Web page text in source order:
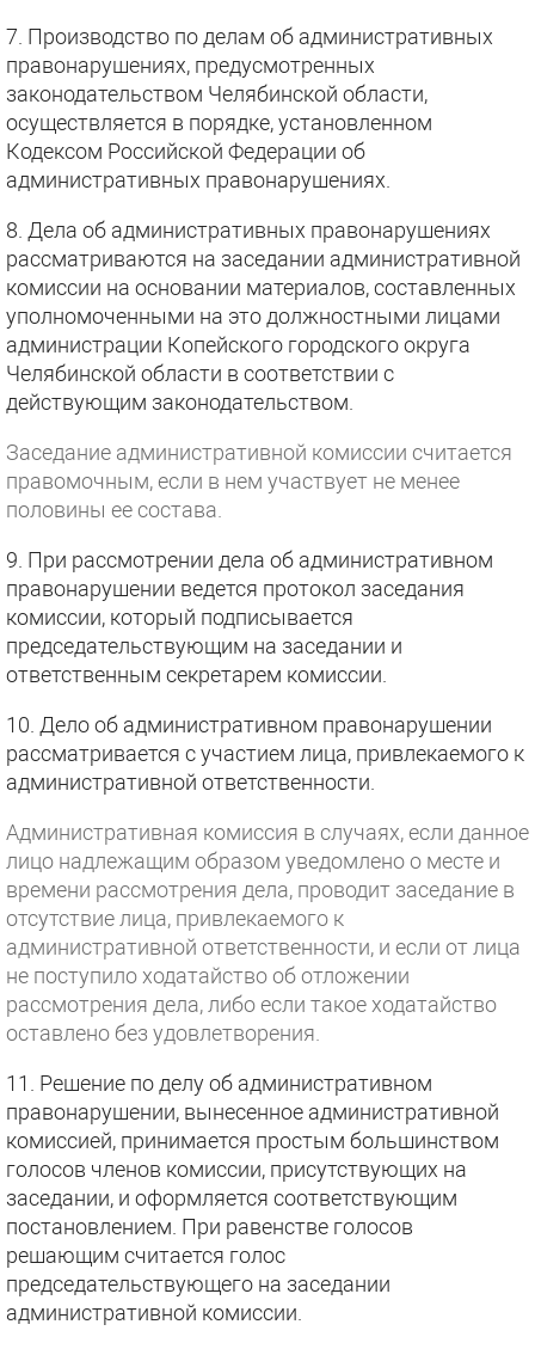
7. Производство по делам об административных
правонарушениях, предусмотренных
законодательством Челябинской области,
осуществляется в порядке, установленном
Кодексом Российской Федерации об
административных правонарушениях.
8. Дела об административных правонарушениях
рассматриваются на заседании административной
комиссии на основании материалов, составленных
уполномоченными на это должностными лицами
администрации Копейского городского округа
Челябинской области в соответствии с
действующим законодательством.
Заседание административной комиссии считается
правомочным, если в нем участвует не менее
половины ее состава.
9. При рассмотрении дела об административном
правонарушении ведется протокол заседания
комиссии, который подписывается
председательствующим на заседании и
ответственным секретарем комиссии.
10. Дело об административном правонарушении
рассматривается с участием лица, привлекаемого к
административной ответственности.
Административная комиссия в случаях, если данное
лицо надлежащим образом уведомлено о месте и
времени рассмотрения дела, проводит заседание в
отсутствие лица, привлекаемого к
административной ответственности, и если от лица
не поступило ходатайство об отложении
рассмотрения дела, либо если такое ходатайство
оставлено без удовлетворения.
11. Решение по делу об административном
правонарушении, вынесенное административной
комиссией, принимается простым большинством
голосов членов комиссии, присутствующих на
заседании, и оформляется соответствующим
постановлением. При равенстве голосов
решающим считается голос
председательствующего на заседании
административной комиссии.